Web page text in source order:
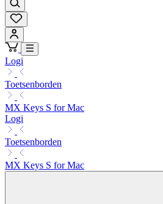
Logi
Toetsenborden
MX Keys S for Mac
Logi
Toetsenborden
MX Keys S for Mac